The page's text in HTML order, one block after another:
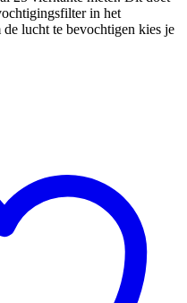
in het
lucht te bevochtigen kies je